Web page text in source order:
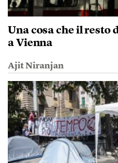
Una cosa che il resto
a Vienna
Ajit Niranjan